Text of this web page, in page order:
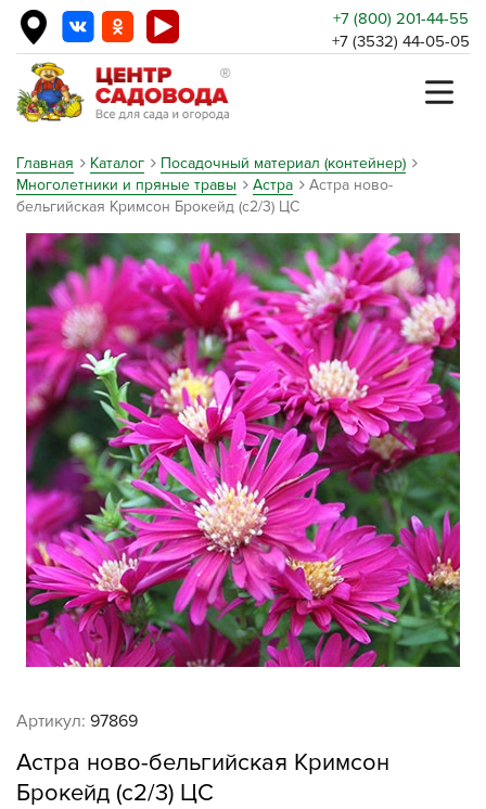
+7 (800) 201-44-55
+7 (3532) 44-05-05
Главная Каталог
Посадочный материал (контейнер)
Многолетники и пряные травы
Астра
Астра ново-
бельгийская Кримсон Брокейд (с2/3) ЦС
Артикул: 97869
Астра ново-бельгийская Кримсон
Брокейд (с2/3) ЦС